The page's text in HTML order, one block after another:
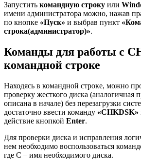
Запустить командную строку или
имени администратора можно, нажав
по кнопке «Пуск» и выбрав пункт
строка(администратор)».
Команды для работы с
командной строке
Находясь в командной строке, можно
проверку жесткого диска (аналогичная
описана в начале) без перезагрузки
достаточно ввести команду «CHKDSK»
действие кнопкой Enter.
Для проверки диска и исправления
нем необходимо воспользоваться
где С – имя необходимого диска.